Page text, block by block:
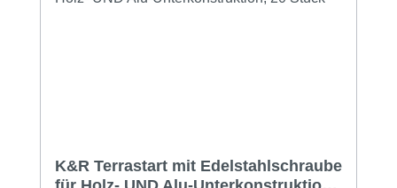
K&R Terrastart mit Edelstahlschraube